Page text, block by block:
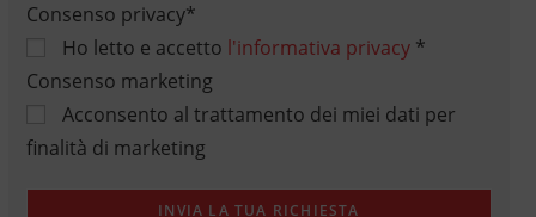
Consenso privacy*
Ho letto e accetto l'informativa privacy*
Consenso marketing
Acconsento al trattamento dei miei dati per
finalità di marketing